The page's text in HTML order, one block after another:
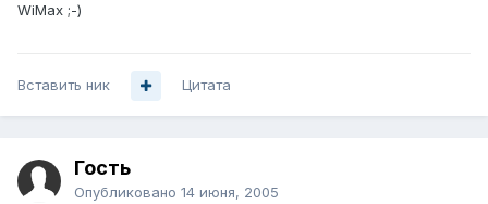
WiMax ;-)
Вставить ник Цитата
Гость
Опубликовано 14 июня, 2005